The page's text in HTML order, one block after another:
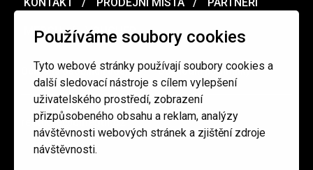
Používáme soubory cookies
Tyto webové stránky používají soubory cookies a
další sledovací nástroje s cílem vylepšení
uživatelského prostředí, zobrazení
přizpůsobeného obsahu a reklam, analýzy
návštěvnosti webových stránek a zjištění zdroje
návštěvnosti.
KONTAKT PRODEJNÍ MÍSTA PARTNEŘI
MERCH VOUCHER
Ochrana osobních údajů / Obchodní podmínky
redakce@cinepur.cz